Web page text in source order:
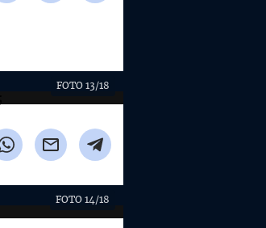
FOTO 13/18
FOTO 14/18